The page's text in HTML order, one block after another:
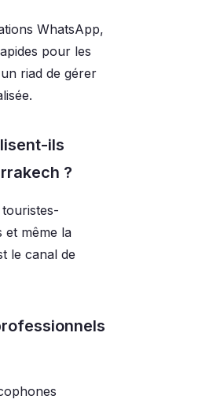
WhatsApp,
pour les
riad de gérer
ils
?
et même la
le canal de